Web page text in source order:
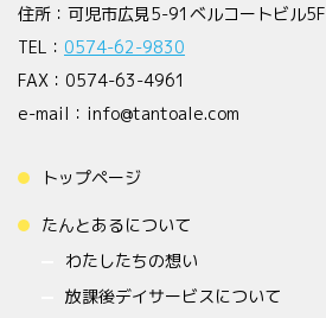
住所：可児市広見5-91ベルコートビル5F
TEL： 0574-62-9830
FAX：0574-63-4961
e-mail：info@tantoale.com
トップページ
たんとあるについて
わたしたちの想い
放課後デイサービスについて